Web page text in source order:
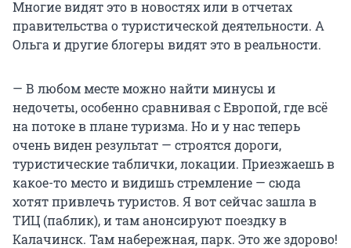
Многие видят это в новостях или в отчетах
правительства о туристической деятельности. А
Ольга и другие блогеры видят это в реальности.
— В любом месте можно найти минусы и
недочеты, особенно сравнивая с Европой, где всё
на потоке в плане туризма. Но и у нас теперь
очень виден результат — строятся дороги,
туристические таблички, локации. Приезжаешь в
какое-то место и видишь стремление — сюда
хотят привлечь туристов. Я вот сейчас зашла в
ТИЦ (паблик), и там анонсируют поездку в
Калачинск. Там набережная, парк. Это же здорово!